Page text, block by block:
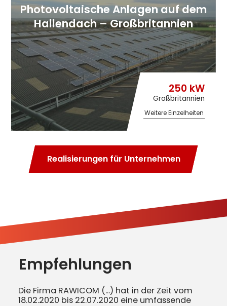
Photovoltaische Anlagen auf dem
Hallendach – Großbritannien
250 kW
Großbritannien
Weitere Einzelheiten
Realisierungen für Unternehmen
Empfehlungen
Die Firma RAWICOM (...) hat in der Zeit vom
18.02.2020 bis 22.07.2020 eine umfassende